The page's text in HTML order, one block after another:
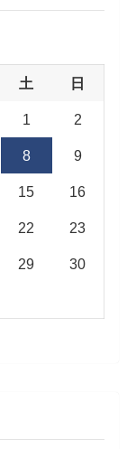
土 日
1 2
8 9
15 16
22 23
29 30